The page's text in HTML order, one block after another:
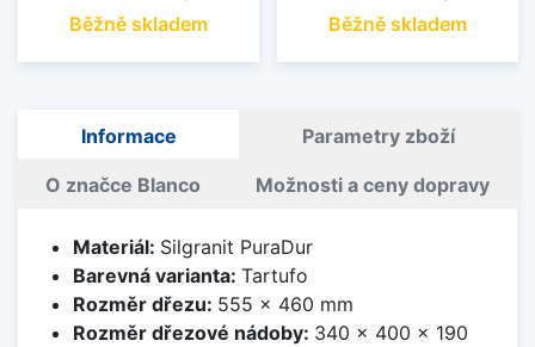
Běžně skladem Běžně skladem
Informace Parametry zboží
O značce Blanco Možnosti a ceny dopravy
Materiál: Silgranit PuraDur
Barevná varianta: Tartufo
Rozměr dřezu: 555 x 460 mm
Rozměr dřezové nádoby: 340 x 400 x 190